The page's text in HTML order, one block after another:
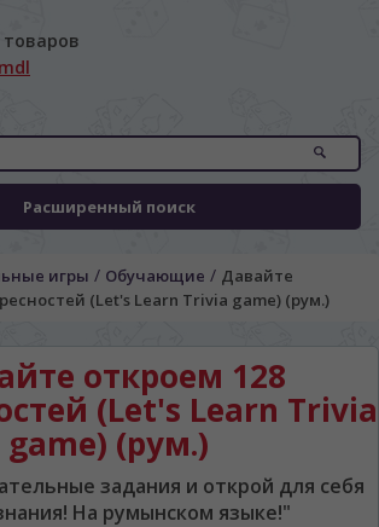
товаров
Расширенный поиск
игры / Обучающие / Давайте
(Let's Learn Trivia game) (рум.)
откроем 128
(Let's Learn Trivia
game) (рум.)
задания и открой для себя
На румынском языке!"